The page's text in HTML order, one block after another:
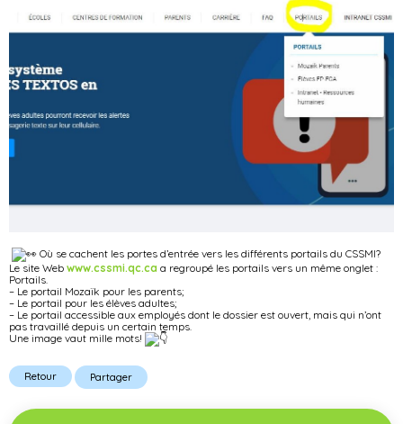
Où se cachent les portes d’entrée vers les différents portails du CSSMI?
Le site Web www.cssmi.qc.ca a regroupé les portails vers un même onglet :
Portails.
– Le portail Mozaïk pour les parents;
– Le portail pour les élèves adultes;
– Le portail accessible aux employés dont le dossier est ouvert, mais qui n’ont
pas travaillé depuis un certain temps.
Une image vaut mille mots!
Retour Partager